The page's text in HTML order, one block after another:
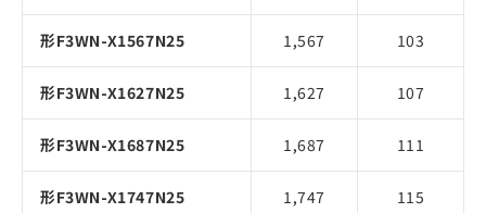
形F3WN-X1567N25 1,567 103
形F3WN-X1627N25 1,627 107
形F3WN-X1687N25 1,687 111
形F3WN-X1747N25 1,747 115